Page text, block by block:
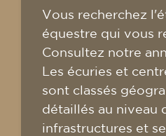
Vous recherchez
équestre qui vous
Consultez notre
Les écuries et
sont classés
détaillés au niveau
infrastructures et